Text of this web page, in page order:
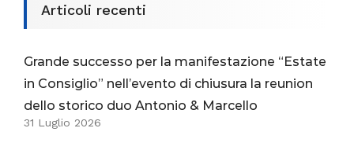
Articoli recenti
Grande successo per la manifestazione “Estate
in Consiglio” nell’evento di chiusura la reunion
dello storico duo Antonio & Marcello
31 Luglio 2026